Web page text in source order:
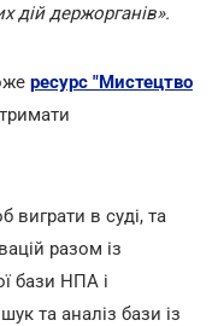
дій держорганів».
ресурс "Мистецтво
виграти в суді, та
разом із
бази НПА і
та аналіз бази із